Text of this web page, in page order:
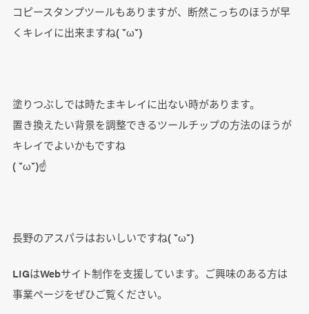
コピースタンプツールもありますが、断然こっちのほうが早
くキレイに出来ますね( ˘ω˘)
塗りつぶしでは時たまキレイに出ない時があります。
置き換えたい背景を調整できるツールチップの方法のほうが
キレイでよいかもですね
( ˘ω˘)☝
長野のアスパラはおいしいですね( ˘ω˘)
LIGはWebサイト制作を支援しています。ご興味のある方は
事業ぺージをぜひご覧ください。